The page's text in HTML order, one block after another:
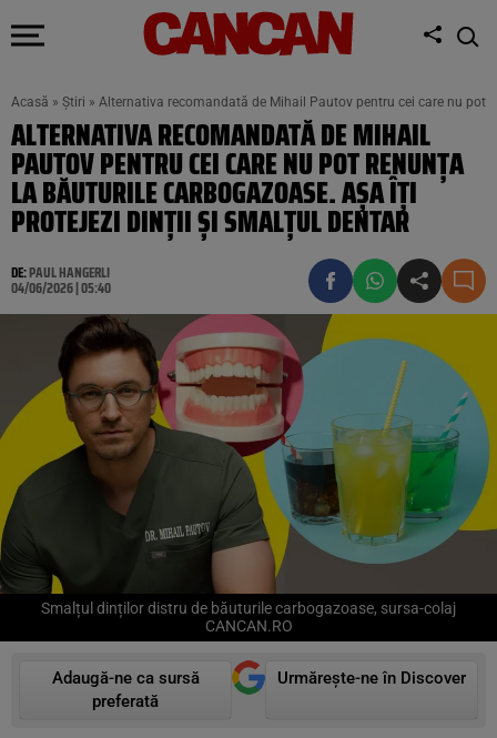
Acasă » Știri » Alternativa recomandată de Mihail Pautov pentru cei care nu
ALTERNATIVA RECOMANDATĂ DE MIHAIL
PAUTOV PENTRU CEI CARE NU POT RENUNȚA
LA BĂUTURILE CARBOGAZOASE. AȘA ÎȚI
PROTEJEZI DINȚII ȘI SMALȚUL DENTAR
DE:PAUL HANGERLI
04/06/2026 | 05:40
Smalțul dinților distru de băuturile carbogazoase, sursa-colaj
CANCAN.RO
Adaugă-ne ca sursă
preferată
Urmărește-ne în Discover